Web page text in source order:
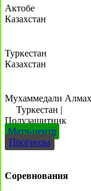
Актобе
Казахстан
Туркестан
Казахстан
Мухаммедали
Туркестан |
Полузащитник
Матч-центр
Прогнозы
Соревнования